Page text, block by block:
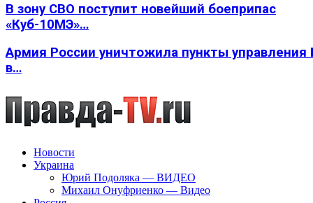
В зону СВО поступит новейший боеприпас
«Куб-10МЭ»…
Армия России уничтожила пункты
в…
Новости
Украина
Юрий Подоляка — ВИДЕО
Михаил Онуфриенко — Видео